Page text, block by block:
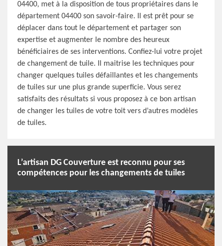
04400, met à la disposition de tous propriétaires dans le
département 04400 son savoir-faire. Il est prêt pour se
déplacer dans tout le département et partager son
expertise et augmenter le nombre des heureux
bénéficiaires de ses interventions. Confiez-lui votre projet
de changement de tuile. Il maitrise les techniques pour
changer quelques tuiles défaillantes et les changements
de tuiles sur une plus grande superficie. Vous serez
satisfaits des résultats si vous proposez à ce bon artisan
de changer les tuiles de votre toit vers d’autres modèles
de tuiles.
L’artisan DG Couverture est reconnu pour ses
compétences pour les changements de tuiles